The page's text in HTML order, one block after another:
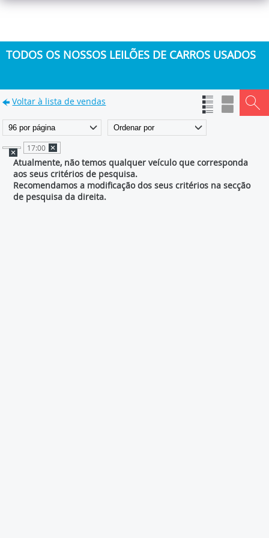
TODOS OS NOSSOS LEILÕES DE CARROS USADOS
Voltar à lista de vendas
17:00
Atualmente, não temos qualquer veículo que corresponda
aos seus critérios de pesquisa.
Recomendamos a modificação dos seus critérios na secção
de pesquisa da direita.